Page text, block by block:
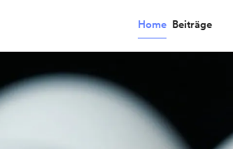
Home Beiträge